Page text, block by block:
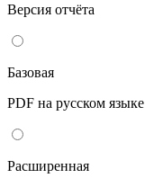
Версия отчёта
Базовая
PDF на русском языке
Расширенная